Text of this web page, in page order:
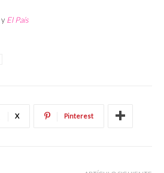
y El País
X Pinterest